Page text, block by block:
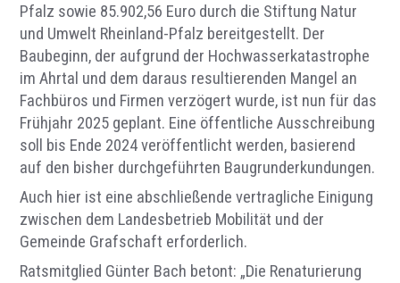
Pfalz sowie 85.902,56 Euro durch die Stiftung Natur
und Umwelt Rheinland-Pfalz bereitgestellt. Der
Baubeginn, der aufgrund der Hochwasserkatastrophe
im Ahrtal und dem daraus resultierenden Mangel an
Fachbüros und Firmen verzögert wurde, ist nun für das
Frühjahr 2025 geplant. Eine öffentliche Ausschreibung
soll bis Ende 2024 veröffentlicht werden, basierend
auf den bisher durchgeführten Baugrunderkundungen.
Auch hier ist eine abschließende vertragliche Einigung
zwischen dem Landesbetrieb Mobilität und der
Gemeinde Grafschaft erforderlich.
Ratsmitglied Günter Bach betont: „Die Renaturierung